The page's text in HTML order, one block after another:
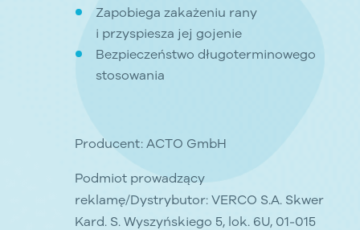
Zapobiega zakażeniu rany
i przyspiesza jej gojenie
Bezpieczeństwo długoterminowego
stosowania
Producent: ACTO GmbH
Podmiot prowadzący
reklamę/Dystrybutor: VERCO S.A. Skwer
Kard. S. Wyszyńskiego 5, lok. 6U, 01-015